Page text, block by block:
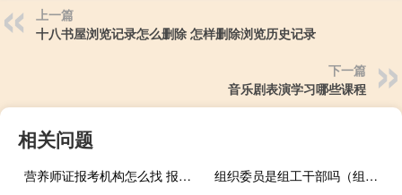
上一篇
十八书屋浏览记录怎么删除 怎样删除浏览历史记录
下一篇
音乐剧表演学习哪些课程
相关问题
营养师证报考机构怎么找 报考营养师机构多少钱
组织委员是组工干部吗（组织员和组织委员的区别）